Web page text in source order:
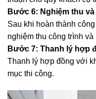
Bước 6: Nghiệm thu
Sau khi hoàn thành
nghiệm thu công trình
Bước 7: Thanh lý hợp
Thanh lý hợp đồng với
mục thi công.